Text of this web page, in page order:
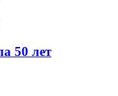
50 лет